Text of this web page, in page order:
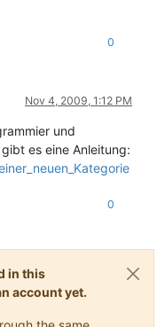
0
Nov 4, 2009, 1:12 PM
und
es eine Anleitung:
0
in this
account yet.